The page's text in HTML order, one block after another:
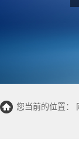
您当前的位置：